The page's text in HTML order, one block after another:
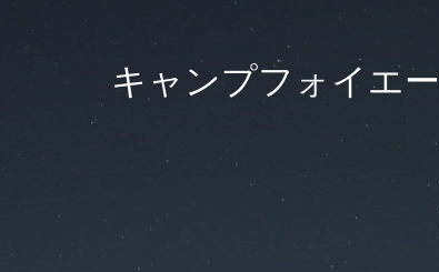
キャンプフォイエー